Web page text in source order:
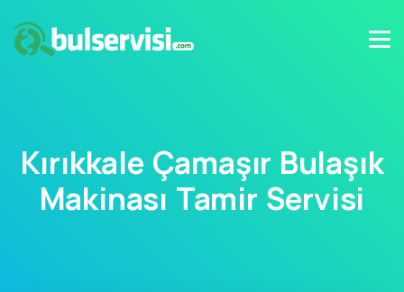
Kırıkkale Çamaşır Bulaşık
Makinası Tamir Servisi